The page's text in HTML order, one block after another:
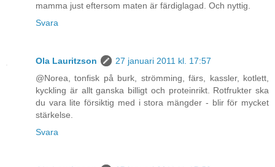
mamma just eftersom maten är färdiglagad. Och nyttig.
Svara
Ola Lauritzson
27 januari 2011 kl. 17:57
@Norea, tonfisk på burk, strömming, färs, kassler, kotlett,
kyckling är allt ganska billigt och proteinrikt. Rotfrukter ska
du vara lite försiktig med i stora mängder - blir för mycket
stärkelse.
Svara